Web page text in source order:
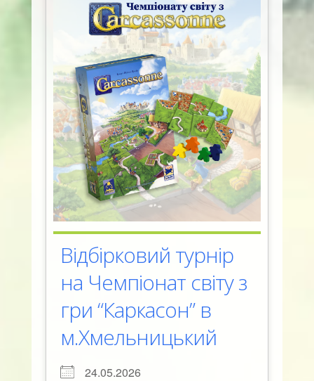
Відбірковий турнір
на Чемпіонат світу з
гри “Каркасон” в
м.Хмельницький
24.05.2026